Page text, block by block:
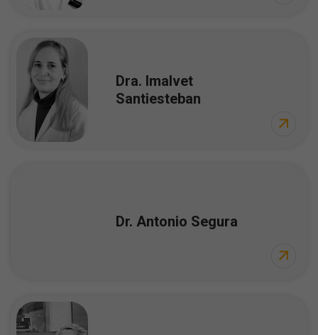
Dra. Imalvet
Santiesteban
Dr. Antonio Segura